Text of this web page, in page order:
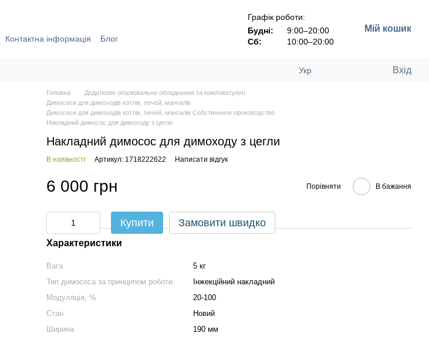
Контактна інформація Блог
Графік роботи:
Будні:
9:00–20:00
Сб:
10:00–20:00
Мій кошик
Укр Вхід
Головна
Додаткове опалювальне обладнання та комплектуючі
Димососи для димоходів котлів, печей, мангалів
Димососи для димоходів котлів, печей, мангалів Собственное производство
Накладний димосос для димоходу з цегли
Накладний димосос для димоходу з цегли
В наявності Артикул: 1718222622 Написати відгук
6 000 грн Порівняти В бажання
Купити Замовити швидко
Характеристики
Вага
5 кг
Тип димососа за принципом роботи
Інжекційний накладний
Модуляція, %
20-100
Стан
Новий
Ширина
190 мм